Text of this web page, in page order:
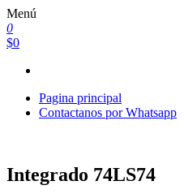
Saltar
al
contenido
Menú
0
$0
Pagina principal
Contactanos por Whatsapp
Integrado 74LS74